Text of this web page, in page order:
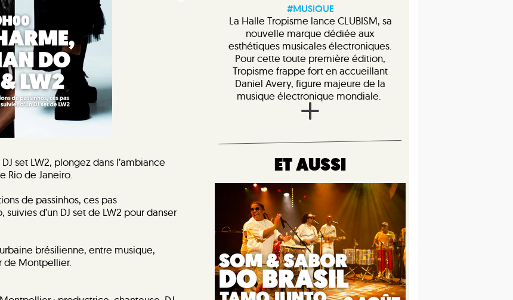
set LW2, plongez dans l’ambiance
Rio de Janeiro.
de passinhos, ces pas
d’un DJ set de LW2 pour danser
brésilienne, entre musique,
Montpellier.
#MUSIQUE
La Halle Tropisme lance CLUBISM, sa
nouvelle marque dédiée aux
esthétiques musicales électroniques.
Pour cette toute première édition,
Tropisme frappe fort en accueillant
Daniel Avery, figure majeure de la
musique électronique mondiale.
ET AUSSI